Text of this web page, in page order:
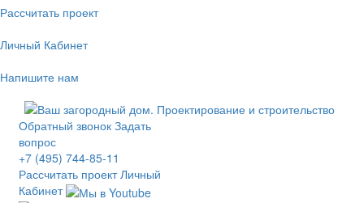
Рассчитать проект
Личный Кабинет
Напишите нам
Обратный звонок Задать
вопрос
+7 (495) 744-85-11
Рассчитать проект Личный
Кабинет